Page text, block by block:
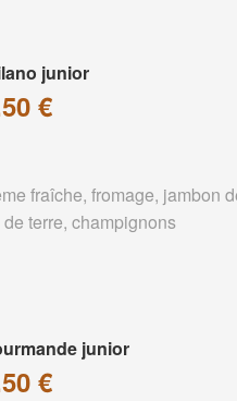
junior
€
fraîche, fromage, jambon
terre, champignons
junior
€